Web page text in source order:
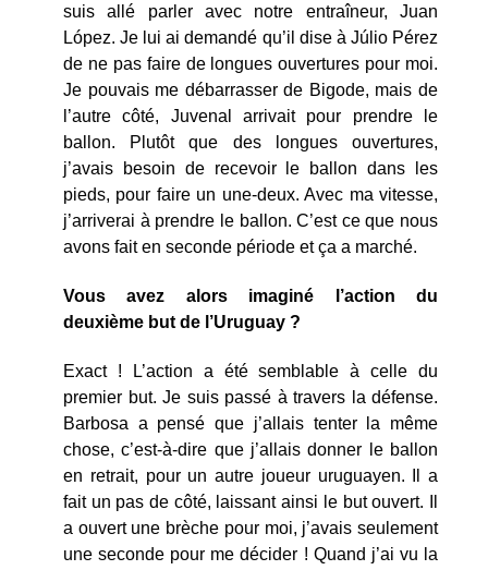
suis allé parler avec notre entraîneur, Juan
López. Je lui ai demandé qu’il dise à Júlio Pérez
de ne pas faire de longues ouvertures pour moi.
Je pouvais me débarrasser de Bigode, mais de
l’autre côté, Juvenal arrivait pour prendre le
ballon. Plutôt que des longues ouvertures,
j’avais besoin de recevoir le ballon dans les
pieds, pour faire un une-deux. Avec ma vitesse,
j’arriverai à prendre le ballon. C’est ce que nous
avons fait en seconde période et ça a marché.
Vous avez alors imaginé l’action du
deuxième but de l’Uruguay ?
Exact ! L’action a été semblable à celle du
premier but. Je suis passé à travers la défense.
Barbosa a pensé que j’allais tenter la même
chose, c’est-à-dire que j’allais donner le ballon
en retrait, pour un autre joueur uruguayen. Il a
fait un pas de côté, laissant ainsi le but ouvert. Il
a ouvert une brèche pour moi, j’avais seulement
une seconde pour me décider ! Quand j’ai vu la